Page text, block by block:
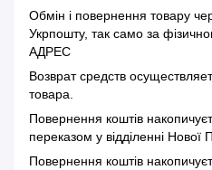
Обмін і повернення товару
Укрпошту, так само за
АДРЕС
Возврат средств
товара.
Повернення коштів
переказом у відділенні
Повернення коштів